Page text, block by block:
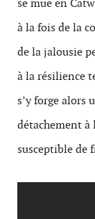
se mue en
à la fois de la
de la jalousie
à la résilience
s’y forge alors
détachement à
susceptible de